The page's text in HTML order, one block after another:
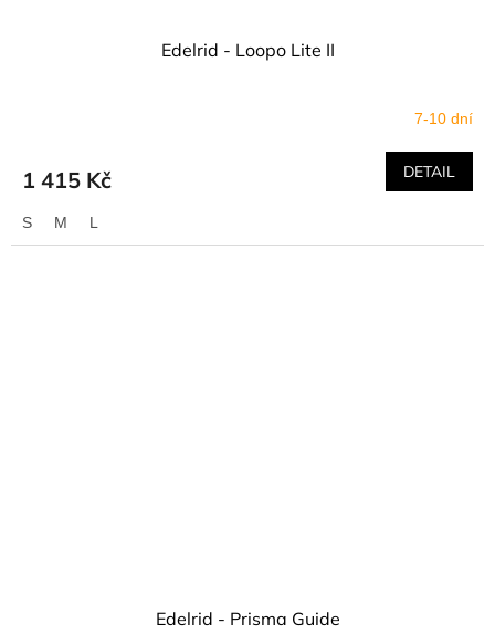
Edelrid - Loopo Lite II
7-10 dní
1 415 Kč DETAIL
S M L
Edelrid - Prisma Guide